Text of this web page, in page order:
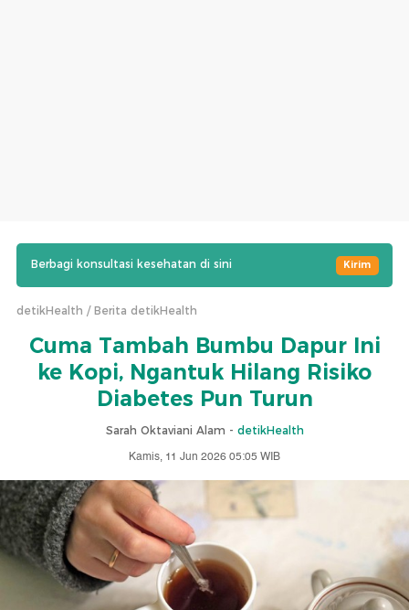
Berbagi konsultasi kesehatan di sini Kirim
detikHealth Berita detikHealth
Cuma Tambah Bumbu Dapur Ini
ke Kopi, Ngantuk Hilang Risiko
Diabetes Pun Turun
Sarah Oktaviani Alam - detikHealth
Kamis, 11 Jun 2026 05:05 WIB